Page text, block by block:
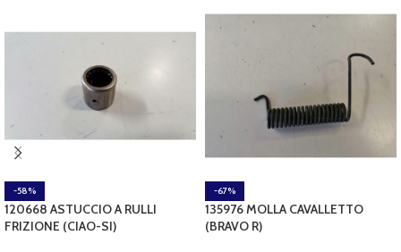
-58%
120668 ASTUCCIO A RULLI
FRIZIONE (CIAO-SI)
-67%
135976 MOLLA CAVALLETTO
(BRAVO R)